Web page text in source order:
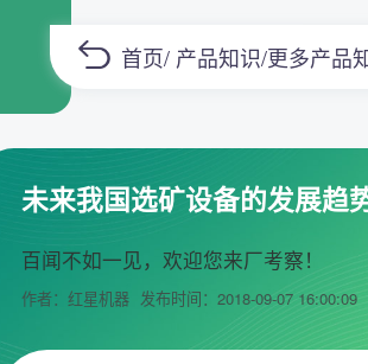
首页/ 产品知识/更多产品
未来我国选矿设备的发展趋
百闻不如一见，欢迎您来厂考察！
作者：红星机器 发布时间：2018-09-07 16:00:09